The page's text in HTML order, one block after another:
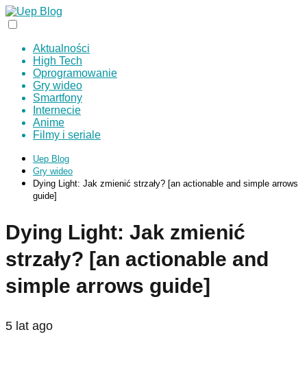
Aktualności
High Tech
Oprogramowanie
Gry wideo
Smartfony
Internecie
Anime
Filmy i seriale
Uep Blog
Gry wideo
Dying Light: Jak zmienić strzały? [an actionable and simple arrows
guide]
Dying Light: Jak zmienić
strzały? [an actionable and
simple arrows guide]
5 lat ago